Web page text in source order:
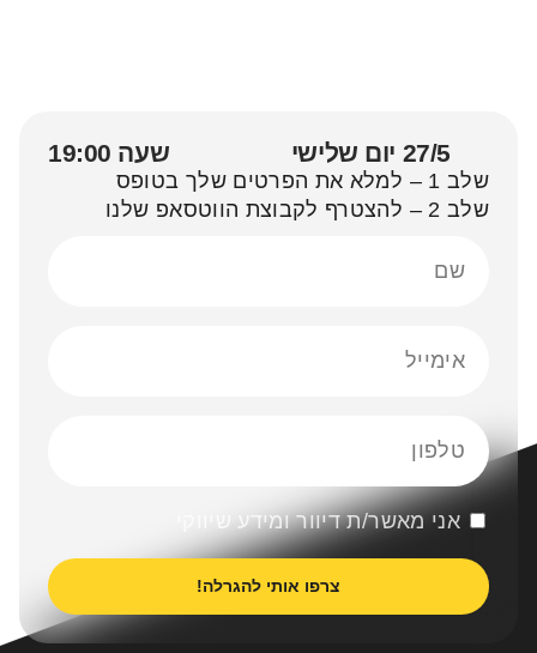
27/5 יום שלישי שעה 19:00
שלב 1 – למלא את הפרטים שלך בטופס
שלב 2 – להצטרף לקבוצת הווטסאפ שלנו
אני מאשר/ת דיוור ומידע שיווקי
צרפו אותי להגרלה!